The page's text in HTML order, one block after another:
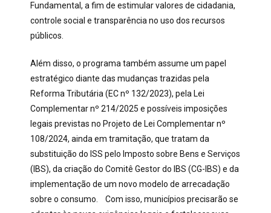
Fundamental, a fim de estimular valores de cidadania,
controle social e transparência no uso dos recursos
públicos.
Além disso, o programa também assume um papel
estratégico diante das mudanças trazidas pela
Reforma Tributária (EC nº 132/2023), pela Lei
Complementar nº 214/2025 e possíveis imposições
legais previstas no Projeto de Lei Complementar nº
108/2024, ainda em tramitação, que tratam da
substituição do ISS pelo Imposto sobre Bens e Serviços
(IBS), da criação do Comitê Gestor do IBS (CG-IBS) e da
implementação de um novo modelo de arrecadação
sobre o consumo. Com isso, municípios precisarão se